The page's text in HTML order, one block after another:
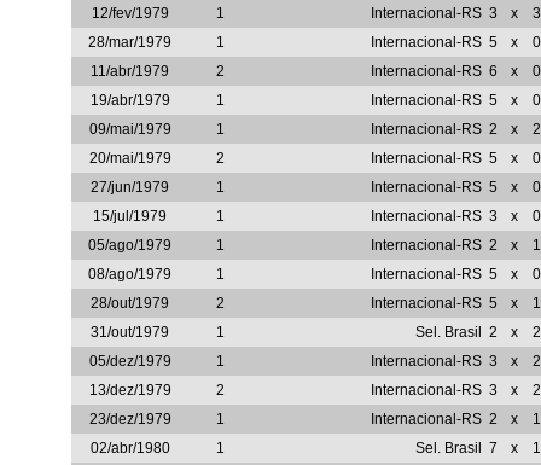
12/fev/1979
1 Internacional-RS 3 x
3
28/mar/1979
1 Internacional-RS 5 x
0
11/abr/1979
2 Internacional-RS 6 x
0
19/abr/1979
1 Internacional-RS 5 x
0
09/mai/1979
1 Internacional-RS 2 x
2
20/mai/1979
2 Internacional-RS 5 x
0
27/jun/1979
1 Internacional-RS 5 x
0
15/jul/1979
1 Internacional-RS 3 x
0
05/ago/1979
1 Internacional-RS 2 x
1
08/ago/1979
1 Internacional-RS 5 x
0
28/out/1979
2 Internacional-RS 5 x
1
31/out/1979
1 Sel. Brasil 2 x
2
05/dez/1979
1 Internacional-RS 3 x
2
13/dez/1979
2 Internacional-RS 3 x
2
23/dez/1979
1 Internacional-RS 2 x
1
02/abr/1980
1 Sel. Brasil 7 x
1